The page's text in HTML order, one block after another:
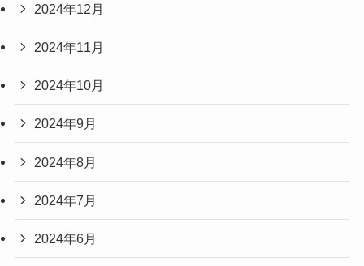
2024年12月
2024年11月
2024年10月
2024年9月
2024年8月
2024年7月
2024年6月